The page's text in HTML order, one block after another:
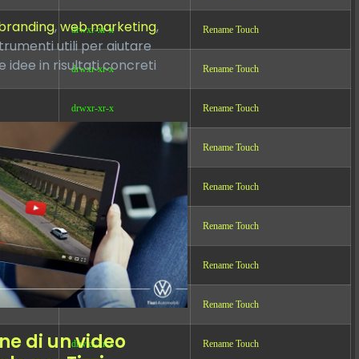
drwxr-xr-x Rename Touch
drwxr-xr-x Rename Touch
drwxr-xr-x Rename Touch
Rename Touch
drwxr-xr-x Rename Touch
drwxr-xr-x Rename Touch
drwxr-xr-x Rename Touch
drwxr-xr-x Rename Touch
drwxr-xr-x Rename Touch
,web marketing,
utili per aiutare
idee in risultati concreti
di un video